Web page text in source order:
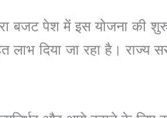
बजट पेश में इस योजना की
दिया जा रहा है। राज्य